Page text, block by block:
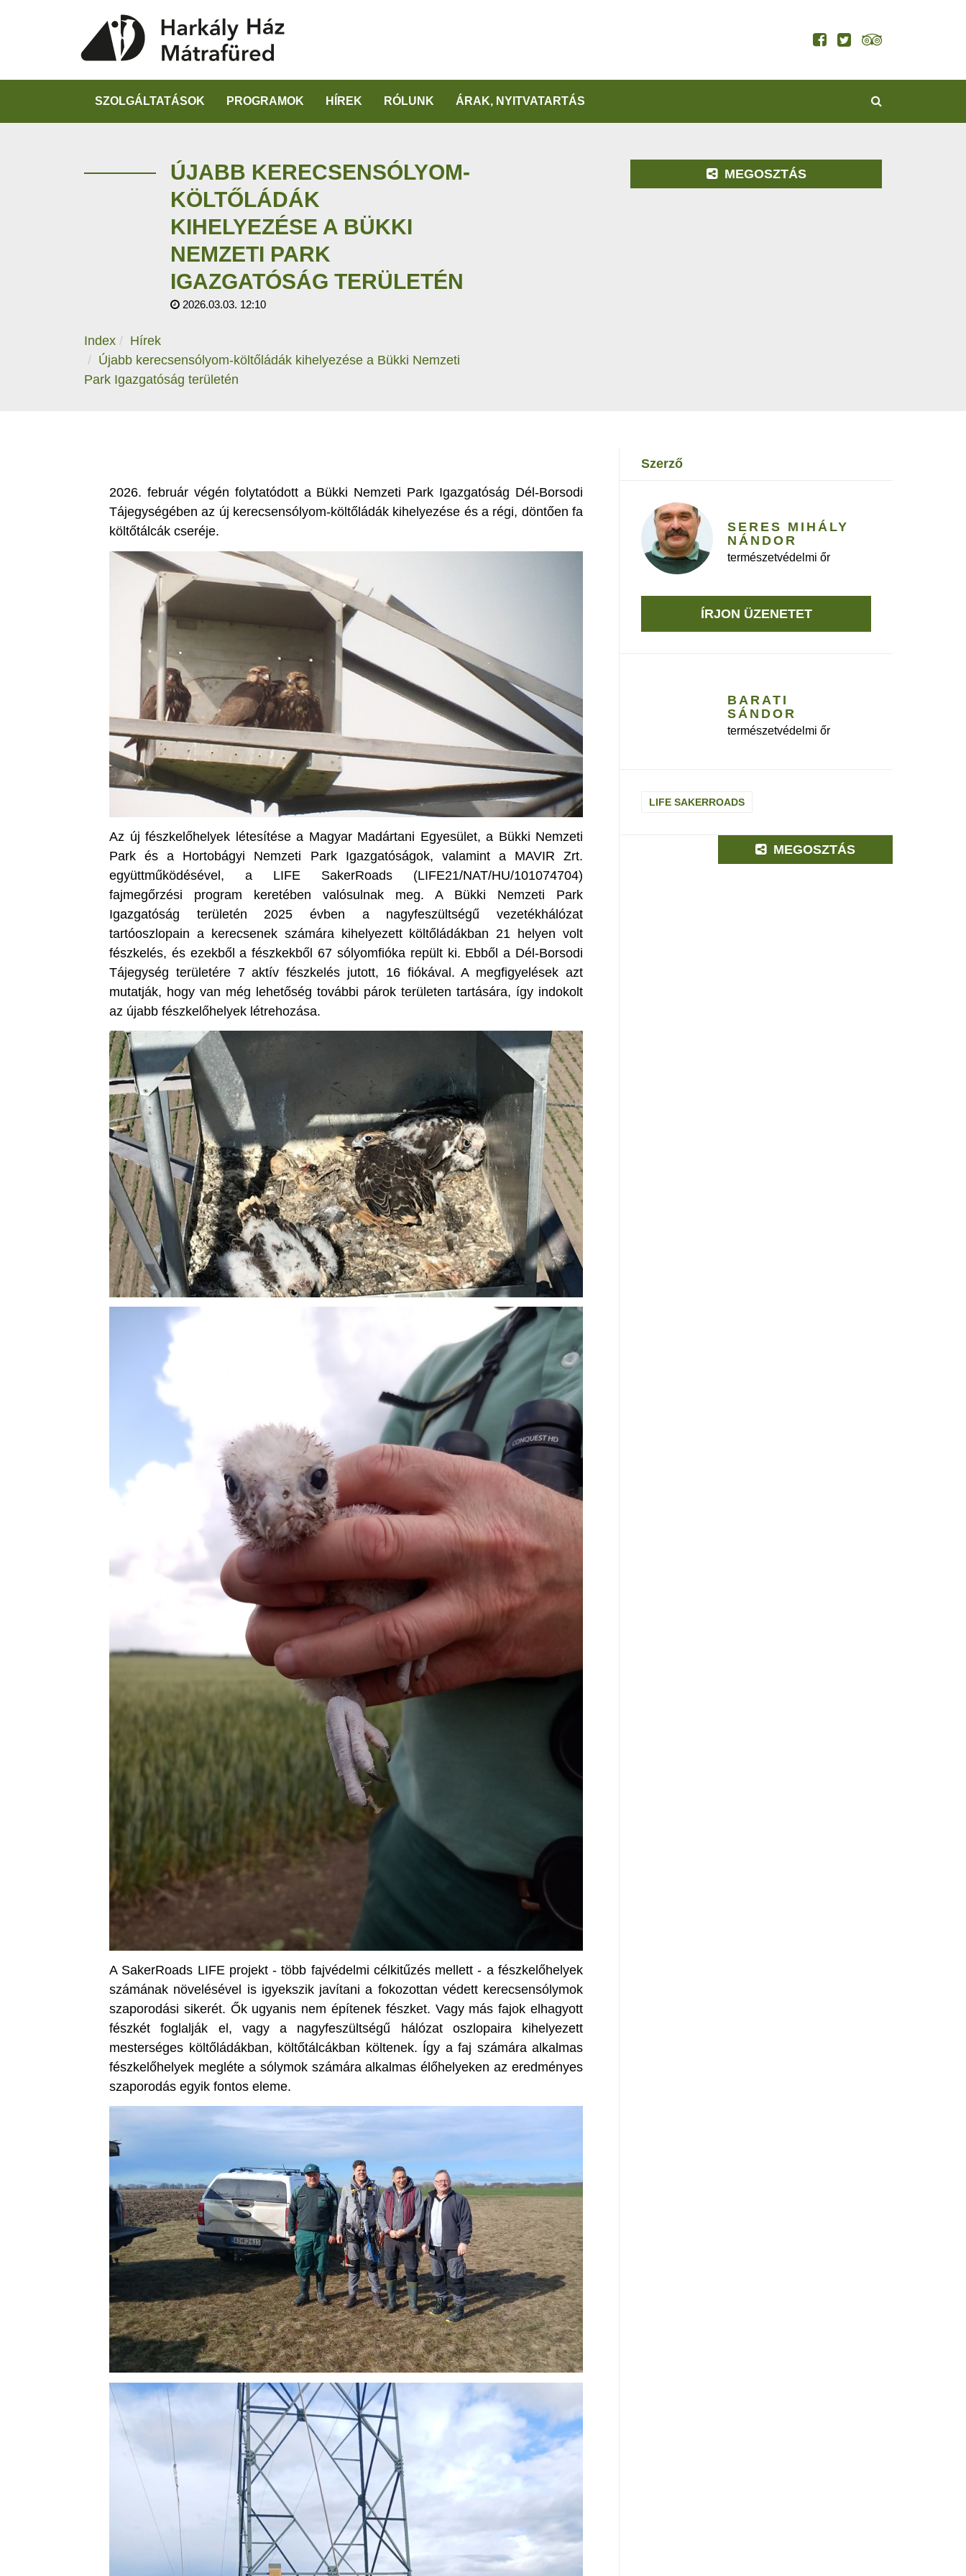
SZOLGÁLTATÁSOK PROGRAMOK HÍREK RÓLUNK ÁRAK, NYITVATARTÁS
ÚJABB KERECSENSÓLYOM-
KÖLTŐLÁDÁK
KIHELYEZÉSE A BÜKKI
NEMZETI PARK
IGAZGATÓSÁG TERÜLETÉN
2026.03.03. 12:10
Index
Hírek
Újabb kerecsensólyom-költőládák kihelyezése a Bükki Nemzeti
Park Igazgatóság területén
MEGOSZTÁS
2026. február végén folytatódott a Bükki Nemzeti Park Igazgatóság Dél-Borsodi
Tájegységében az új kerecsensólyom-költőládák kihelyezése és a régi, döntően fa
költőtálcák cseréje.
Az új fészkelőhelyek létesítése a Magyar Madártani Egyesület, a Bükki Nemzeti
Park és a Hortobágyi Nemzeti Park Igazgatóságok, valamint a MAVIR Zrt.
együttműködésével, a LIFE SakerRoads (LIFE21/NAT/HU/101074704)
fajmegőrzési program keretében valósulnak meg. A Bükki Nemzeti Park
Igazgatóság területén 2025 évben a nagyfeszültségű vezetékhálózat
tartóoszlopain a kerecsenek számára kihelyezett költőládákban 21 helyen volt
fészkelés, és ezekből a fészkekből 67 sólyomfióka repült ki. Ebből a Dél-Borsodi
Tájegység területére 7 aktív fészkelés jutott, 16 fiókával. A megfigyelések azt
mutatják, hogy van még lehetőség további párok területen tartására, így indokolt
az újabb fészkelőhelyek létrehozása.
A SakerRoads LIFE projekt - több fajvédelmi célkitűzés mellett - a fészkelőhelyek
számának növelésével is igyekszik javítani a fokozottan védett kerecsensólymok
szaporodási sikerét. Ők ugyanis nem építenek fészket. Vagy más fajok elhagyott
fészkét foglalják el, vagy a nagyfeszültségű hálózat oszlopaira kihelyezett
mesterséges költőládákban, költőtálcákban költenek. Így a faj számára alkalmas
fészkelőhelyek megléte a sólymok számára alkalmas élőhelyeken az eredményes
szaporodás egyik fontos eleme.
szerző
SERES MIHÁLY
NÁNDOR
természetvédelmi őr
ÍRJON ÜZENETET
BARATI
SÁNDOR
természetvédelmi őr
LIFE SAKERROADS
MEGOSZTÁS